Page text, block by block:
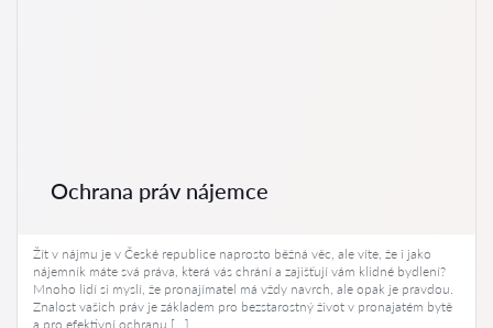
Ochrana práv nájemce
Žít v nájmu je v České republice naprosto běžná věc, ale víte, že i jako
nájemník máte svá práva, která vás chrání a zajišťují vám klidné bydlení?
Mnoho lidí si myslí, že pronajímatel má vždy navrch, ale opak je pravdou.
Znalost vašich práv je základem pro bezstarostný život v pronajatém bytě
a pro efektivní ochranu […]